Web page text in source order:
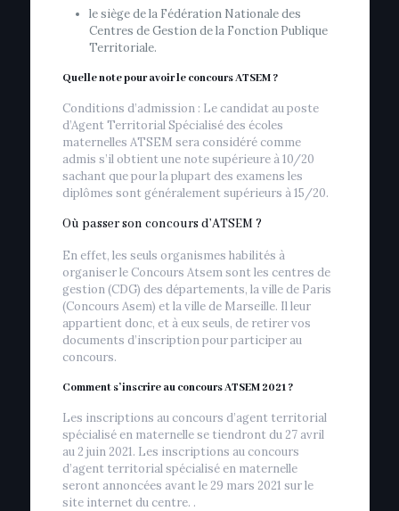
le siège de la Fédération Nationale des
Centres de Gestion de la Fonction Publique
Territoriale.
Quelle note pour avoir le concours ATSEM ?
Conditions d’admission : Le candidat au poste
d’Agent Territorial Spécialisé des écoles
maternelles ATSEM sera considéré comme
admis s’il obtient une note supérieure à 10/20
sachant que pour la plupart des examens les
diplômes sont généralement supérieurs à 15/20.
Où passer son concours d’ATSEM ?
En effet, les seuls organismes habilités à
organiser le Concours Atsem sont les centres de
gestion (CDG) des départements, la ville de Paris
(Concours Asem) et la ville de Marseille. Il leur
appartient donc, et à eux seuls, de retirer vos
documents d’inscription pour participer au
concours.
Comment s’inscrire au concours ATSEM 2021 ?
Les inscriptions au concours d’agent territorial
spécialisé en maternelle se tiendront du 27 avril
au 2 juin 2021. Les inscriptions au concours
d’agent territorial spécialisé en maternelle
seront annoncées avant le 29 mars 2021 sur le
site internet du centre. .